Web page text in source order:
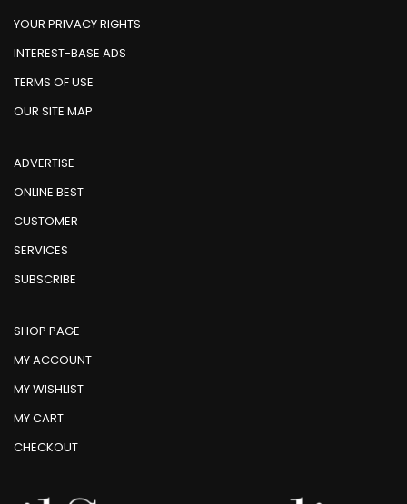
YOUR PRIVACY RIGHTS
INTEREST-BASE ADS
TERMS OF USE
OUR SITE MAP
ADVERTISE
ONLINE BEST
CUSTOMER
SERVICES
SUBSCRIBE
SHOP PAGE
MY ACCOUNT
MY WISHLIST
MY CART
CHECKOUT